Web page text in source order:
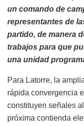
un comando de
representantes de
partido, de manera
trabajos para que
una unidad
Para Latorre, la
rápida convergencia
constituyen señales
próxima contienda